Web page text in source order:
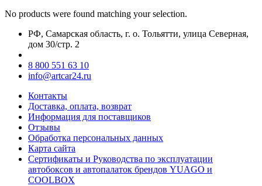
No products were found matching your selection.
РФ, Самарская область, г. о. Тольятти, улица Северная,
дом 30/стр. 2
8 800 551 63 10
info@artcar24.ru
Контакты
Доставка, оплата, возврат
Информация для поставщиков
Отзывы
Обработка персональных данных
Карта сайта
Сертификаты и Руководства по эксплуатации
автобоксов и автопалаток брендов YUAGO и
COOLBOX